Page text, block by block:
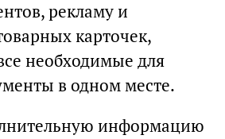
рекламу и
карточек,
необходимые для
в одном месте.
информацию